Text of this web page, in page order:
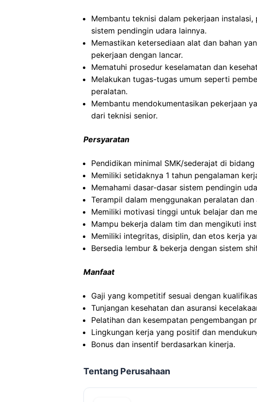
Membantu teknisi dalam pekerjaan
sistem pendingin udara lainnya.
Memastikan ketersediaan alat dan bahan
pekerjaan dengan lancar.
Mematuhi prosedur keselamatan dan
Melakukan tugas-tugas umum seperti
peralatan.
Membantu mendokumentasikan pekerjaan
dari teknisi senior.
Persyaratan
Pendidikan minimal SMK/sederajat di
Memiliki setidaknya 1 tahun pengalaman
Memahami dasar-dasar sistem pendingin
Terampil dalam menggunakan peralatan
Memiliki motivasi tinggi untuk belajar dan
Mampu bekerja dalam tim dan mengikuti
Memiliki integritas, disiplin, dan etos kerja
Bersedia lembur & bekerja dengan sistem
Manfaat
Gaji yang kompetitif sesuai dengan
Tunjangan kesehatan dan asuransi
Pelatihan dan kesempatan pengembangan
Lingkungan kerja yang positif dan
Bonus dan insentif berdasarkan kinerja.
Tentang Perusahaan